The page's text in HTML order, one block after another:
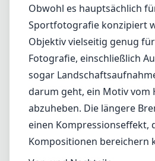
Obwohl es hauptsächlich
Sportfotografie konzipiert
Objektiv vielseitig genug
Fotografie, einschließlich
sogar
darum geht, ein Motiv vom
abzuheben. Die längere
einen Kompressionseffekt,
Kompositionen bereichern